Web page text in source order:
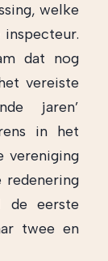
welke
dat nog
vereiste
jaren’
in het
vereniging
redenering
de eerste
twee en